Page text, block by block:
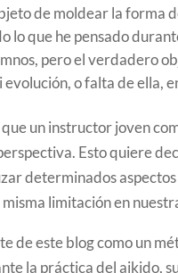
de moldear la forma
lo que he pensado
pero el verdadero
o falta de ella,
un instructor joven
Esto quiere
determinados
limitación en
de este blog como un
la práctica del aikido,